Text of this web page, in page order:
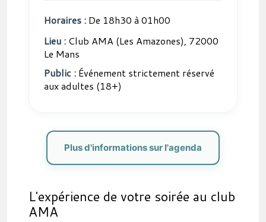
Horaires : De 18h30 à 01h00
Lieu : Club AMA (Les Amazones), 72000
Le Mans
Public : Événement strictement réservé
aux adultes (18+)
Plus d'informations sur l'agenda
L'expérience de votre soirée au club
AMA